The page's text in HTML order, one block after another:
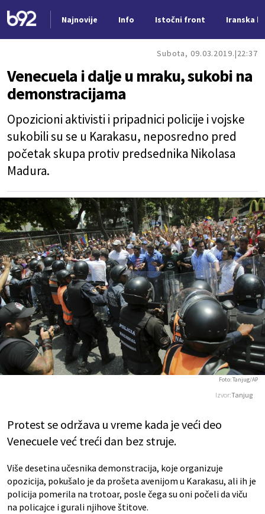
Najnovije Info Istočni front Iranska
Subota, 09.03.2019. 22:37
Venecuela i dalje u mraku, sukobi na
demonstracijama
Opozicioni aktivisti i pripadnici policije i vojske
sukobili su se u Karakasu, neposredno pred
početak skupa protiv predsednika Nikolasa
Madura.
Izvor:Tanjug
Foto: Tanjug/AP
Protest se održava u vreme kada je veći deo
Venecuele već treći dan bez struje.
Više desetina učesnika demonstracija, koje organizuje
opozicija, pokušalo je da prošeta avenijom u Karakasu, ali ih je
policija pomerila na trotoar, posle čega su oni počeli da viču
na policajce i gurali njihove štitove.